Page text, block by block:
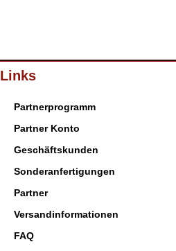
Links
Partnerprogramm
Partner Konto
Geschäftskunden
Sonderanfertigungen
Partner
Versandinformationen
FAQ